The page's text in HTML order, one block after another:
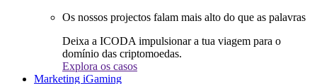
Os nossos projectos falam mais alto do que as palavras
Deixa a ICODA impulsionar a tua viagem para o
domínio das criptomoedas.
Explora os casos
Marketing iGaming